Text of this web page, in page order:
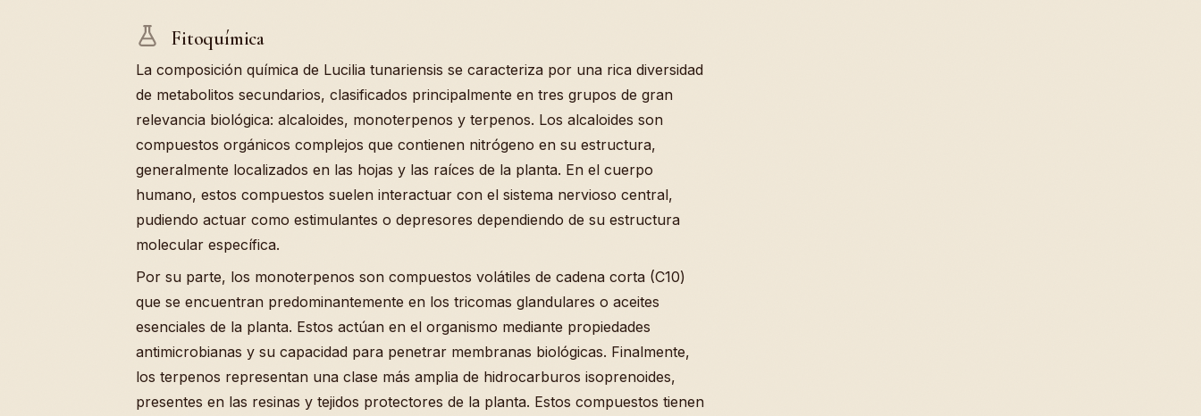
Fitoquímica
La composición química de Lucilia tunariensis se caracteriza por una rica diversidad
de metabolitos secundarios, clasificados principalmente en tres grupos de gran
relevancia biológica: alcaloides, monoterpenos y terpenos. Los alcaloides son
compuestos orgánicos complejos que contienen nitrógeno en su estructura,
generalmente localizados en las hojas y las raíces de la planta. En el cuerpo
humano, estos compuestos suelen interactuar con el sistema nervioso central,
pudiendo actuar como estimulantes o depresores dependiendo de su estructura
molecular específica.
Por su parte, los monoterpenos son compuestos volátiles de cadena corta (C10)
que se encuentran predominantemente en los tricomas glandulares o aceites
esenciales de la planta. Estos actúan en el organismo mediante propiedades
antimicrobianas y su capacidad para penetrar membranas biológicas. Finalmente,
los terpenos representan una clase más amplia de hidrocarburos isoprenoides,
presentes en las resinas y tejidos protectores de la planta. Estos compuestos tienen